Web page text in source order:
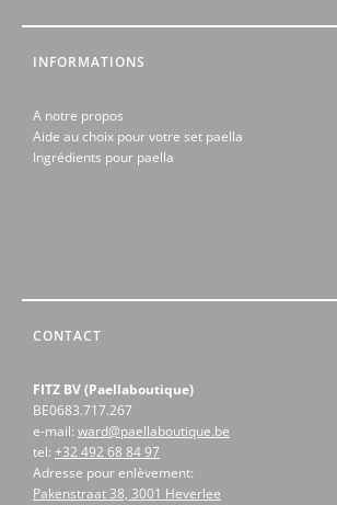
INFORMATIONS
A notre propos
Aide au choix pour votre set paella
Ingrédients pour paella
CONTACT
FITZ BV (Paellaboutique)
BE0683.717.267
e-mail: ward@paellaboutique.be
tel: +32 492 68 84 97
Adresse pour enlèvement:
Pakenstraat 38, 3001 Heverlee